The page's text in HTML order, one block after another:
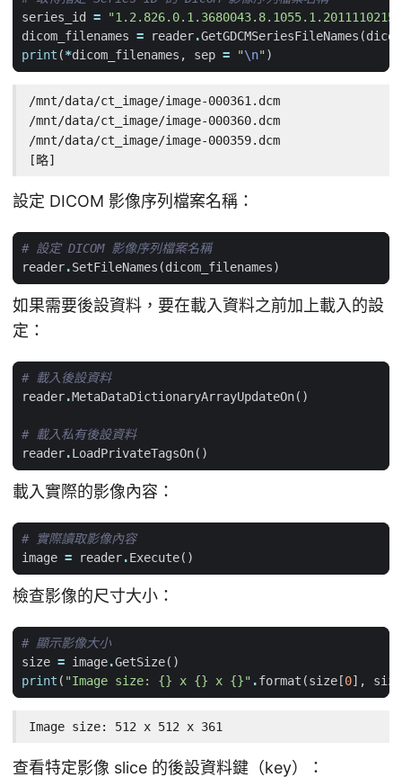
series_id
=
dicom_filenames = reader.GetGDCMSeriesFileNames (
print (*dicom_filenames , sep = "\n")
/mnt/data/ct_image/image-000361.dcm
/mnt/data/ct_image/image-000360.dcm
/mnt/data/ct_image/image-000359.dcm
[略]
設定 DICOM 影像序列檔案名稱：
# 設定 DICOM 影像序列檔案名稱
reader.SetFileNames (dicom_filenames)
如果需要後設資料，要在載入資料之前加上載入的設
定：
# 載入後設資料
reader.MetaDataDictionaryArrayUpdateOn()
# 載入私有後設資料
reader.LoadPrivateTagsOn()
載入實際的影像內容：
# 實際讀取影像內容
image = reader.Execute()
檢查影像的尺寸大小：
# 顯示影像大小
size = image.GetSize()
print ( "Image size: {} x {} x {}" .format (size [0], size
Image size: 512 x 512 x 361
查看特定影像 slice 的後設資料鍵（key）：